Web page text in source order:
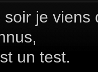
soir je viens
un test.